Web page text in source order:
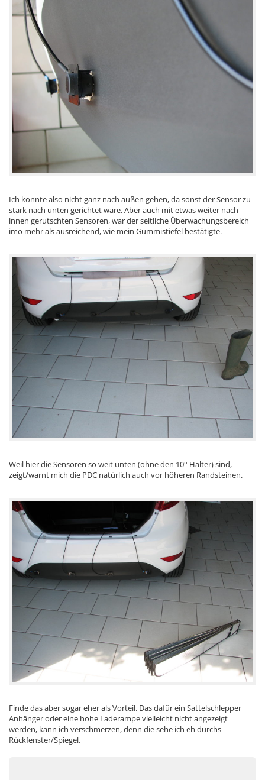
Ich konnte also nicht ganz nach außen gehen, da sonst der Sensor zu
stark nach unten gerichtet wäre. Aber auch mit etwas weiter nach
innen gerutschten Sensoren, war der seitliche Überwachungsbereich
imo mehr als ausreichend, wie mein Gummistiefel bestätigte.
Weil hier die Sensoren so weit unten (ohne den 10° Halter) sind,
zeigt/warnt mich die PDC natürlich auch vor höheren Randsteinen.
Finde das aber sogar eher als Vorteil. Das dafür ein Sattelschlepper
Anhänger oder eine hohe Laderampe vielleicht nicht angezeigt
werden, kann ich verschmerzen, denn die sehe ich eh durchs
Rückfenster/Spiegel.